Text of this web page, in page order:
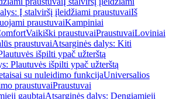
Į stalviršį įleidžiami praustuvaiIš
praustuvaiKampiniai
Vaikiški praustuvaiPraustuvaiLoviniai
praustuvaiAtsarginės dalys: Kiti
išpilti ypač užterštą
Plautuvės išpilti ypač užterštą
su nuleidimo funkcijaUniversalios
praustuvaiPraustuvai
gaubtaiAtsarginės dalys: Dengiamieji